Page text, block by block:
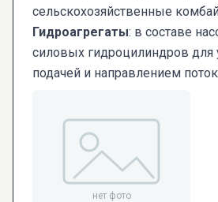
сельскохозяйственные
Гидроагрегаты: в составе
силовых гидроцилиндров для
подачей и направлением